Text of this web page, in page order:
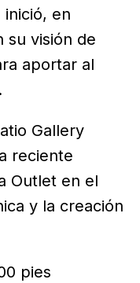
en
su visión de
aportar al
Gallery
reciente
Outlet en el
y la creación
pies